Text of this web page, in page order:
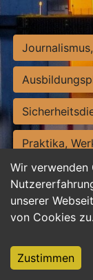
Wir verwenden
unserer
von Cookies zu.
Zustimmen
Praktika,
Hilfskräfte,